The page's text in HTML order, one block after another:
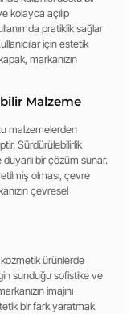
kolayca açılıp
pratiklik sağlar
için estetik
markanızın
Malzeme
malzemelerden
Sürdürülebilirlik
bir çözüm sunar.
olması, çevre
çevresel
ürünlerde
sunduğu sofistike ve
imajını
bir fark yaratmak